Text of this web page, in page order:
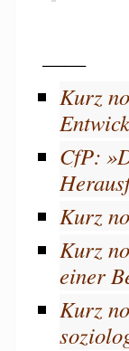
Kurz
CfP:
Kurz
Kurz
einer
Kurz